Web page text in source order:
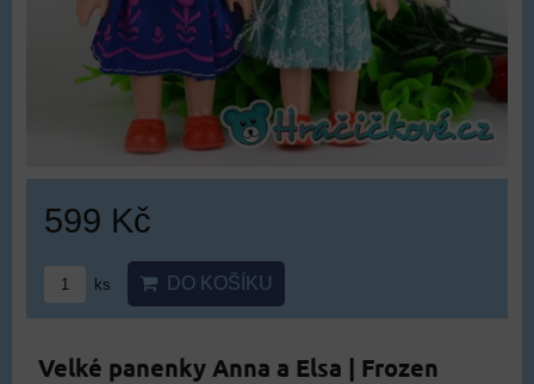
599 Kč
ks DO KOŠÍKU
Velké panenky Anna a Elsa | Frozen